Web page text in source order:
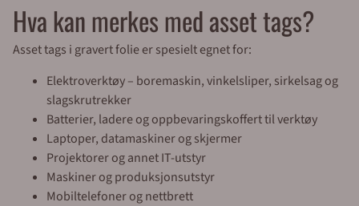
Hva kan merkes med asset tags?
Asset tags i gravert folie er spesielt egnet for:
Elektroverktøy – boremaskin, vinkelsliper, sirkelsag og
slagskrutrekker
Batterier, ladere og oppbevaringskoffert til verktøy
Laptoper, datamaskiner og skjermer
Projektorer og annet IT-utstyr
Maskiner og produksjonsutstyr
Mobiltelefoner og nettbrett